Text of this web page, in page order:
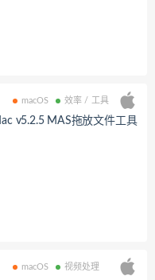
macOS 效率 / 工具
Dropover for Mac v5.2.5 MAS拖放文件工具
macOS 视频处理